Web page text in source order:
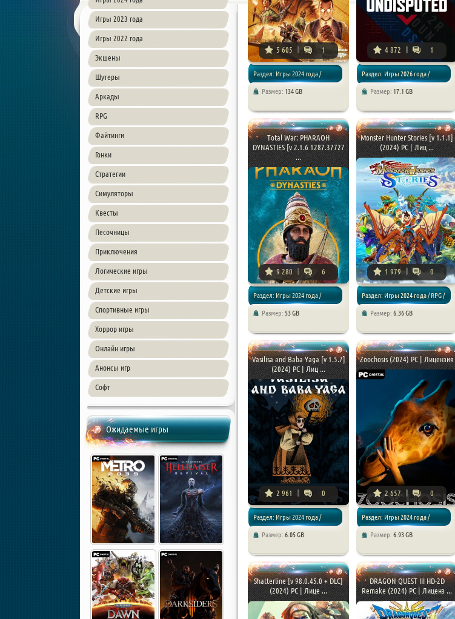
Игры 2023 года
Игры 2022 года
Экшены
Шутеры
Аркады
RPG
Файтинги
Гонки
Стратегии
Симуляторы
Квесты
Песочницы
Приключения
Логические игры
Детские игры
Спортивные игры
Хоррор игры
Онлайн игры
Анонсы игр
Софт
Ожидаемые игры
5 605 1
Раздел: Игры 2024 года /
Размер: 134 GB
4 872 1
Раздел: Игры 2026 года /
Спортивные
Размер: 17.1 GB
Total War: PHARAOH
DYNASTIES [v 2.1.6 1287.37727
...
9 280 6
Раздел: Игры 2024 года /
Размер: 53 GB
Monster Hunter Stories [v 1.1.1]
(2024) PC | Лиц ...
1 979 0
Раздел: Игры 2024 года / RPG /
Размер: 6.36 GB
Vasilisa and Baba Yaga [v 1.5.7]
(2024) PC | Лиц ...
2 961 0
Раздел: Игры 2024 года /
Размер: 6.05 GB
Zoochosis (2024) PC | Лицензия
2 657 0
Раздел: Игры 2024 года /
Размер: 6.93 GB
Shatterline [v 98.0.45.0 + DLC]
(2024) PC | Лице ...
DRAGON QUEST III HD-2D
Remake (2024) PC | Лиценз ...